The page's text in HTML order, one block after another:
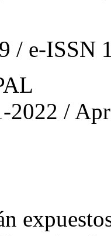
/ e-ISSN
2022 /